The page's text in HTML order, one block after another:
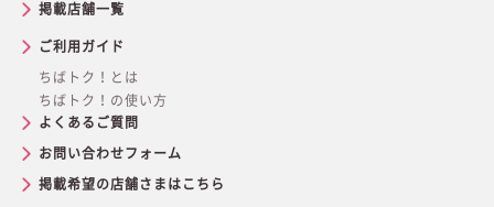
掲載店舗一覧
ご利用ガイド
ちばトク！とは
ちばトク！の使い方
よくあるご質問
お問い合わせフォーム
掲載希望の店舗さまはこちら